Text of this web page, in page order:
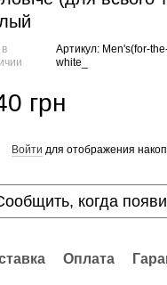
Артикул: Men's(for-
white_
грн
Войти для отображения
когда
Оплата